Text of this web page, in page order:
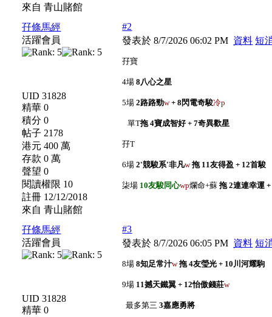
來自 青山賭館
孖條馬經
活躍會員
UID 31828
精華 0
積分 0
帖子 2178
港元 400 萬
存款 0 萬
聲望 0
閱讀權限 10
註冊 12/12/2018
來自 青山賭館
#2
發表於 8/7/2026 06:02 PM 資料 短
孖寶
4場8八心之星
5場 2路路勁w+ 8閃電奇駿冷p
單T拖 4寶成智好 + 7奇異歡星
孖T
6場2'競駿系'非凡w 拖 11友得盈 + 12首駿
柒場 10友駿同心wp爛命+蘇 拖 2連連幸運
孖條馬經
活躍會員
UID 31828
精華 0
#3
發表於 8/7/2026 06:05 PM 資料 短
8場8知足常汁w 拖 4友瑩光 + 10川河耀駒
9場 11撼天鐵翼 + 12怡傲錢莊w
最多第三3嘉應勇將